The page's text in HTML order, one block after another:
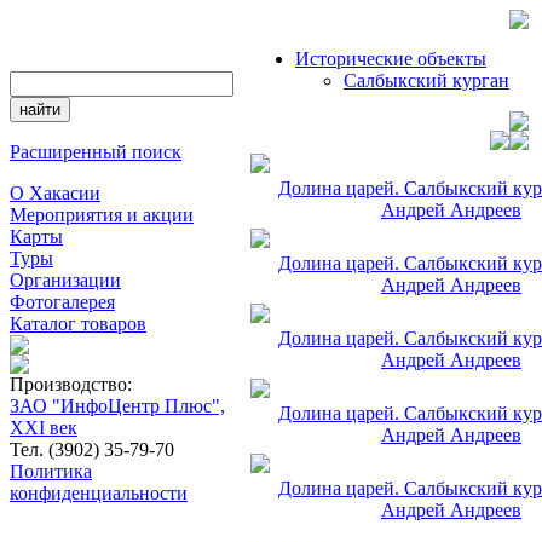
Расширенный поиск
О Хакасии
Мероприятия и акции
Карты
Туры
Организации
Фотогалерея
Каталог товаров
Производство:
ЗАО "ИнфоЦентр Плюс",
XXI век
Тел. (3902) 35-79-70
Политика
конфиденциальности
Исторические объекты
Салбыкский курган
Долина царей. Салбыкский
Андрей Андреев
Долина царей. Салбыкский
Андрей Андреев
Долина царей. Салбыкский
Андрей Андреев
Долина царей. Салбыкский
Андрей Андреев
Долина царей. Салбыкский
Андрей Андреев